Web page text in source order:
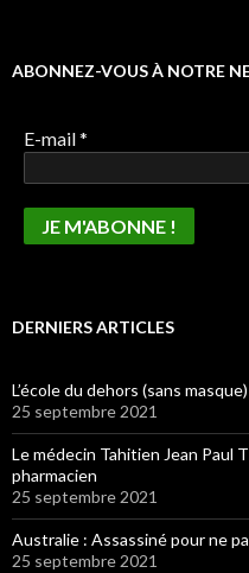
ABONNEZ-VOUS À NOTRE
E-mail*
DERNIERS ARTICLES
L’école du dehors (sans masque)
25 septembre 2021
Le médecin Tahitien Jean Paul
pharmacien
25 septembre 2021
Australie : Assassiné pour ne
25 septembre 2021